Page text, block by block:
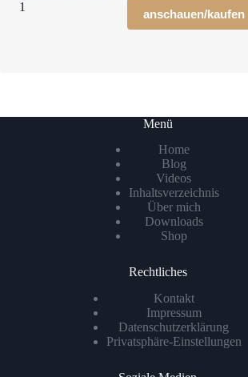
anschauen/kaufen
Menü
Home
Blog
Videos
Inhaltsverzeichnis
Über mich
Downloads
Shop
Rechtliches
Kontakt
Impressum
Datenschutzerklärung
Privatsphäre-Einstellungen